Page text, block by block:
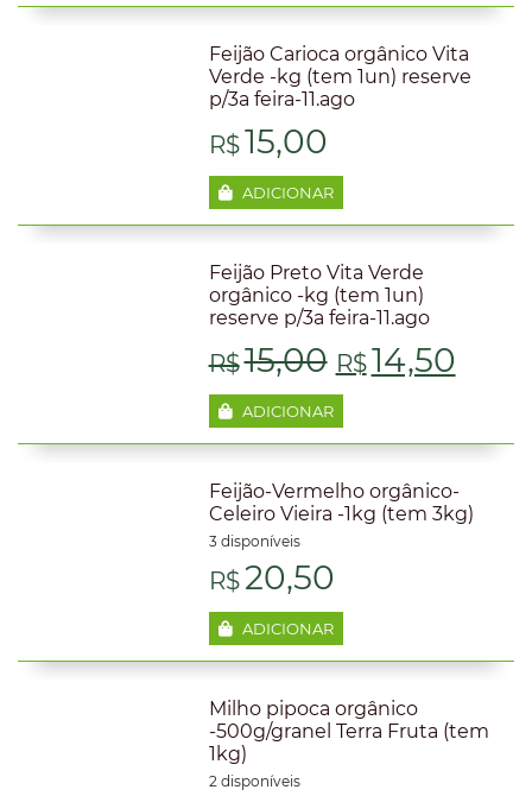
original
era:
é:
Feijão Carioca orgânico Vita
Verde -kg (tem 1un) reserve
p/3a feira-11.ago
R$15,00
ADICIONAR
Feijão Preto Vita Verde
orgânico -kg (tem 1un)
reserve p/3a feira-11.ago
R$15,00 O
original
era:
R$14,50
é:
ADICIONAR
Feijão-Vermelho orgânico-
Celeiro Vieira -1kg (tem 3kg)
3 disponíveis
R$20,50
ADICIONAR
Milho pipoca orgânico
-500g/granel Terra Fruta (tem
1kg)
2 disponíveis